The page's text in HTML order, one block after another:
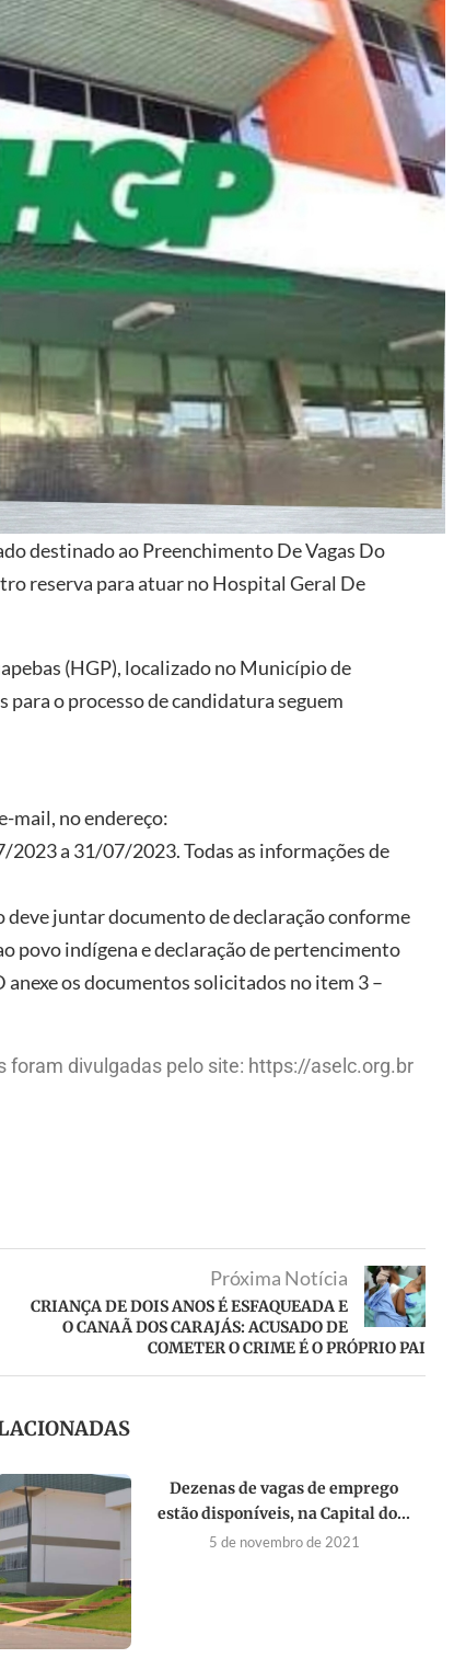
destinado ao Preenchimento De Vagas Do
reserva para atuar no Hospital Geral De
(HGP), localizado no Município de
para o processo de candidatura seguem
mail, no endereço:
2023 a 31/07/2023. Todas as informações de
deve juntar documento de declaração conforme
povo indígena e declaração de pertencimento
os documentos solicitados no item 3 –
divulgadas pelo site: https://aselc.org.br
Próxima Notícia
CRIANÇA DE DOIS ANOS É ESFAQUEADA E
O CANAÃ DOS CARAJÁS: ACUSADO DE
COMETER O CRIME É O PRÓPRIO PAI
Dezenas de vagas de emprego
estão disponíveis, na Capital do...
5 de novembro de 2021